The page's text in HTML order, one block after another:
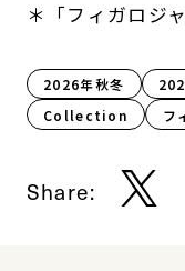
＊「フィガロジ
2026年秋冬
Collection
フ
Share: